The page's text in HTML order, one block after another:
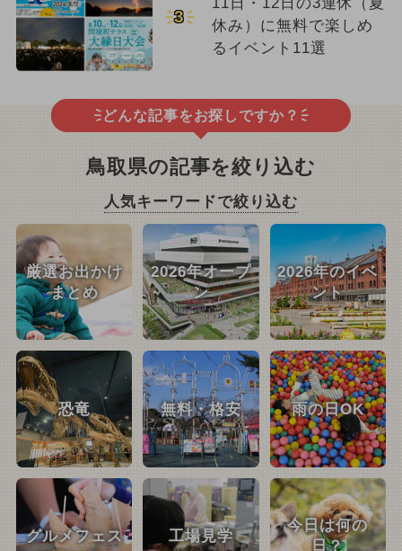
3
休み）に無料で楽しめ
るイベント11選
どんな記事をお探しですか？
鳥取県の記事を絞り込む
人気キーワードで絞り込む
厳選お出かけ
まとめ
2026年オープ
ン
2026年のイベ
ント
恐竜 無料・格安 雨の日OK
グルメフェス 工場見学
今日は何の
日？